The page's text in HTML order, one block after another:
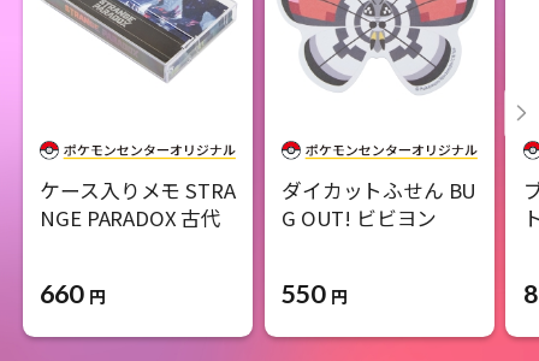
ケース入りメモ STRA
NGE PARADOX 古代
660 円
ダイカットふせん BU
G OUT! ビビヨン
550 円